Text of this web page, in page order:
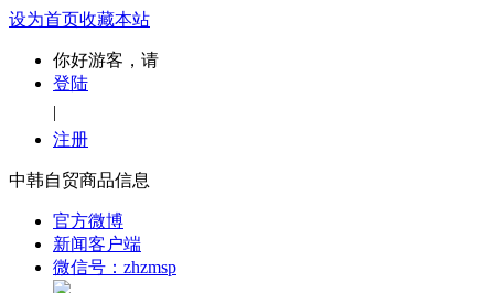
设为首页收藏本站
你好游客，请
登陆
|
注册
中韩自贸商品信息
官方微博
新闻客户端
微信号：zhzmsp